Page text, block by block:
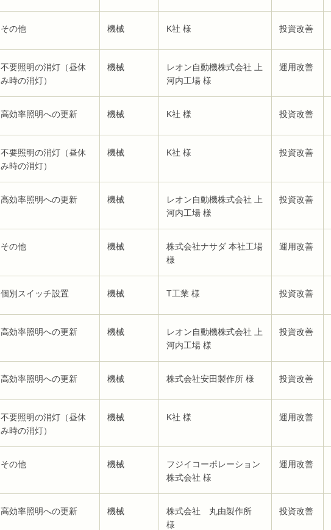
その他 機械 K社 様 投資改善
不要照明の消灯（昼休
み時の消灯）
機械
レオン自動機株式会社 上
河内工場 様
運用改善
高効率照明への更新 機械 K社 様 投資改善
不要照明の消灯（昼休
み時の消灯）
機械 K社 様 投資改善
高効率照明への更新 機械
レオン自動機株式会社 上
河内工場 様
投資改善
その他 機械
株式会社ナサダ 本社工場
様
運用改善
個別スイッチ設置 機械 T工業 様 投資改善
高効率照明への更新 機械
レオン自動機株式会社 上
河内工場 様
投資改善
高効率照明への更新 機械 株式会社安田製作所 様 投資改善
不要照明の消灯（昼休
み時の消灯）
機械 K社 様 運用改善
その他 機械
フジイコーポレーション
株式会社 様
運用改善
高効率照明への更新 機械
株式会社 丸由製作所
様
投資改善